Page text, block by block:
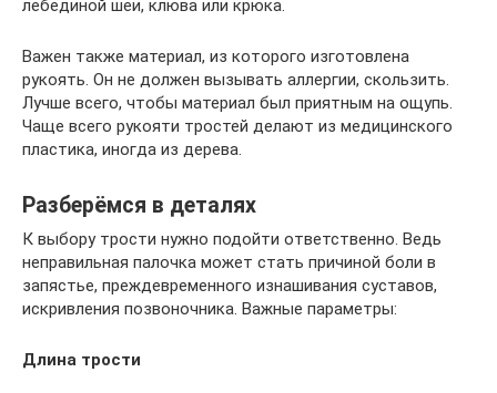
лебединой шеи, клюва или крюка.
Важен также материал, из которого изготовлена
рукоять. Он не должен вызывать аллергии, скользить.
Лучше всего, чтобы материал был приятным на ощупь.
Чаще всего рукояти тростей делают из медицинского
пластика, иногда из дерева.
Разберёмся в деталях
К выбору трости нужно подойти ответственно. Ведь
неправильная палочка может стать причиной боли в
запястье, преждевременного изнашивания суставов,
искривления позвоночника. Важные параметры:
Длина трости